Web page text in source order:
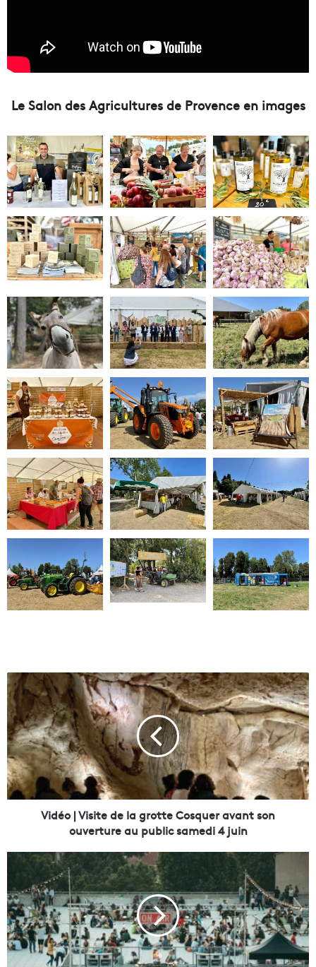
Le Salon des Agricultures de Provence en images
V
i
d
é
o
|
V
i
s
l
a
g
r
o
Vidéo | Visite de la grotte Cosquer avant son
ouverture au public samedi 4 juin
F
r
i
c
h